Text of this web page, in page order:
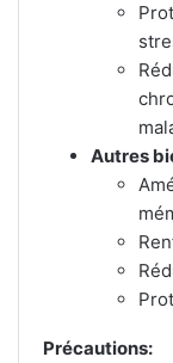
Autres
Précautions: